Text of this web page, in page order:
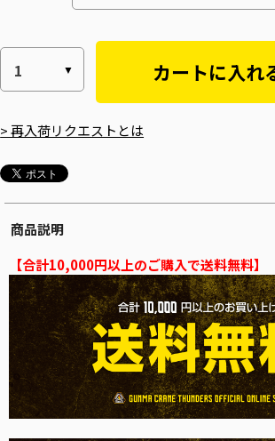
カートに入れ
> 再入荷リクエストとは
商品説明
【合計10,000円以上のご購入で送料無料】